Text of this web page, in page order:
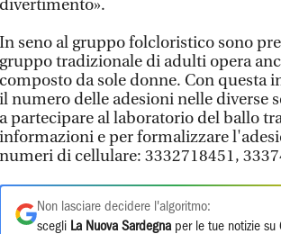
divertimento».
In seno al gruppo folcloristico sono
gruppo tradizionale di adulti opera
composto da sole donne. Con questa
il numero delle adesioni nelle diverse
a partecipare al laboratorio del ballo
informazioni e per formalizzare
numeri di cellulare: 3332718451,
Non lasciare decidere l'algoritmo:
scegli La Nuova Sardegna per le tue notizie su